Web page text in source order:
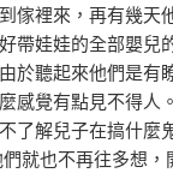
傢裡來，再有幾天
帶娃娃的全部嬰兒
於聽起來他們是有
感覺有點見不得人
了解兒子在搞什麼
就也不再往多想